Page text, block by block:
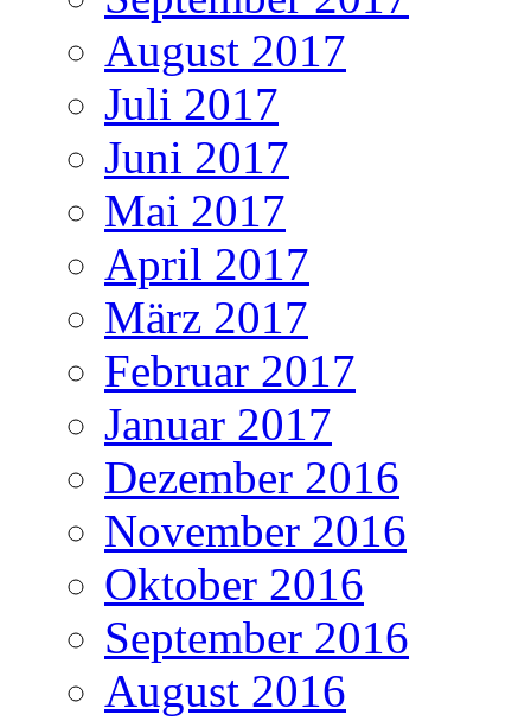
August 2017
Juli 2017
Juni 2017
Mai 2017
April 2017
März 2017
Februar 2017
Januar 2017
Dezember 2016
November 2016
Oktober 2016
September 2016
August 2016